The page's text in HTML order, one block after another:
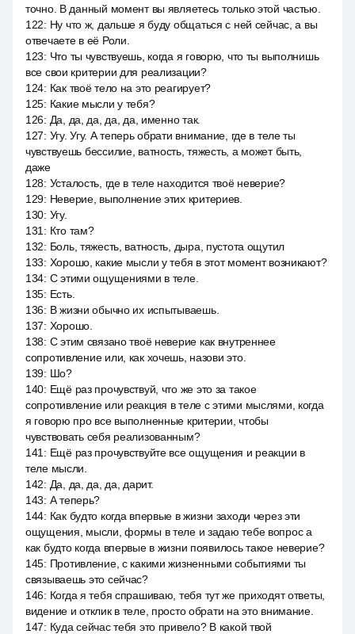
точно. В данный момент вы являетесь только этой частью.
122: Ну что ж, дальше я буду общаться с ней сейчас, а вы
отвечаете в её Роли.
123: Что ты чувствуешь, когда я говорю, что ты выполнишь
все свои критерии для реализации?
124: Как твоё тело на это реагирует?
125: Какие мысли у тебя?
126: Да, да, да, да, да, именно так.
127: Угу. Угу. А теперь обрати внимание, где в теле ты
чувствуешь бессилие, ватность, тяжесть, а может быть,
даже
128: Усталость, где в теле находится твоё неверие?
129: Неверие, выполнение этих критериев.
130: Угу.
131 : Кто там?
132: Боль, тяжесть, ватность, дыра, пустота ощутил
133: Хорошо, какие мысли у тебя в этот момент возникают?
134: С этими ощущениями в теле.
135: Есть.
136: В жизни обычно их испытываешь.
137: Хорошо.
138: С этим связано твоё неверие как внутреннее
сопротивление или, как хочешь, назови это.
139: Шо?
140: Ещё раз прочувствуй, что же это за такое
сопротивление или реакция в теле с этими мыслями, когда
я говорю про все выполненные критерии, чтобы
чувствовать себя реализованным?
141 : Ещё раз прочувствуйте все ощущения и реакции в
теле мысли.
142: Да, да, да, да, дарит.
143: А теперь?
144: Как будто когда впервые в жизни заходи через эти
ощущения, мысли, формы в теле и задаю тебе вопрос а
как будто когда впервые в жизни появилось такое неверие?
145: Противление, с какими жизненными событиями ты
связываешь это сейчас?
146: Когда я тебя спрашиваю, тебя тут же приходят ответы,
видение и отклик в теле, просто обрати на это внимание.
147: Куда сейчас тебя это привело? В какой твой